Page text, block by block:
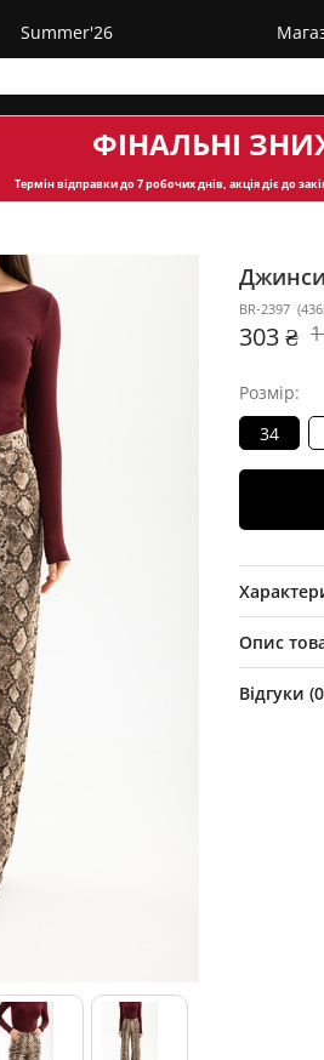
Summer'26
ФІНАЛЬНІ
Термін відправкидо 7 робочих днів, акція діє до
BR-2397 (
303 ₴
Розмір:
34
Опис
Відгуки (0